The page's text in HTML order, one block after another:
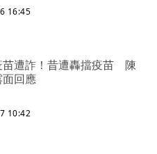
16:45
苗遭詐！昔遭轟擋疫苗 陳
回應
10:42